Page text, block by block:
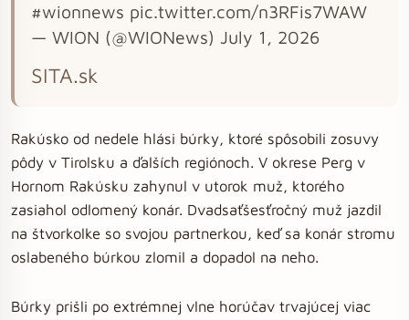
#wionnews pic.twitter.com/n3RFis7WAW
— WION (@WIONews) July 1, 2026
SITA.sk
Rakúsko od nedele hlási búrky, ktoré spôsobili zosuvy
pôdy v Tirolsku a ďalších regiónoch. V okrese Perg v
Hornom Rakúsku zahynul v utorok muž, ktorého
zasiahol odlomený konár. Dvadsaťšesťročný muž jazdil
na štvorkolke so svojou partnerkou, keď sa konár stromu
oslabeného búrkou zlomil a dopadol na neho.
Búrky prišli po extrémnej vlne horúčav trvajúcej viac